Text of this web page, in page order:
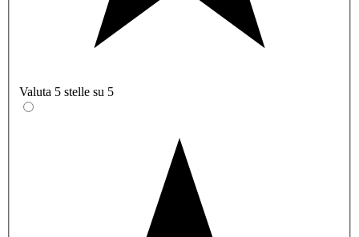
Valuta 5 stelle su 5